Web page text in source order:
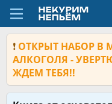
❗ ОТКРЫТ НАБОР В
АЛКОГОЛЯ -
ЖДЕМ ТЕБЯ!!